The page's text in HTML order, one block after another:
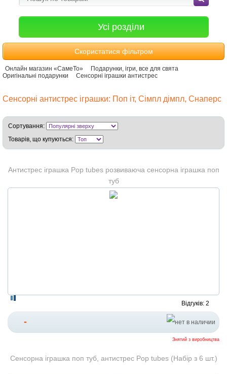
Усі розділи
Скористатися фільтром
Онлайн магазин «СамеТо»
Подарунки, ігри, все для свята
Оригінальні подарунки
Сенсорні іграшки антистрес
Сенсорні антистрес іграшки: Поп іт, Сімпл дімпл, Снаперс
Сортування:
Товарів, що купуються:
Антистрес іграшка Pop tubes розвиваюча сенсорна іграшка поп
туб
Відгуків: 2
-
Знятий з виробництва
Сенсорна іграшка поп туб, антистрес Pop tubes (Набір з 6 шт.)